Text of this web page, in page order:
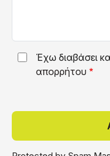
Έχω διαβάσει
απορρήτου